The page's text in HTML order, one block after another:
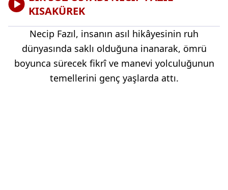
KISAKÜREK
Necip Fazıl, insanın asıl hikâyesinin ruh
dünyasında saklı olduğuna inanarak, ömrü
boyunca sürecek fikrî ve manevi yolculuğunun
temellerini genç yaşlarda attı.